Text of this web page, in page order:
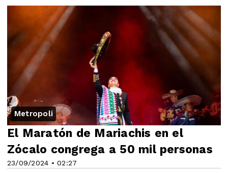
Metropoli
23/09/2024 • 02:27
El Maratón de Mariachis en el
Zócalo congrega a 50 mil personas